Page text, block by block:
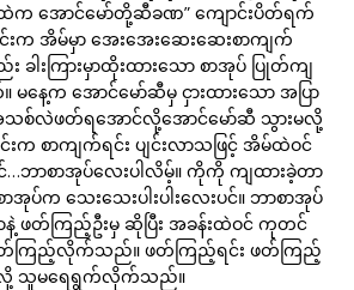
အောင်မော်တို့ဆီခဏ” ကျောင်းပိတ်ရက်
င်းက အိမ်မှာ အေးအေးဆေးဆေးစာကျက်
ခါးကြားမှာထိုးထားသော စာအုပ် ပြုတ်ကျ
ေ့က အောင်မော်ဆီမှ ငှားထားသော အပြာ
သစ်လဲဖတ်ရအောင်လို့အောင်မော်ဆီ သွားမလို့
းက စာကျက်ရင်း ပျင်းလာသဖြင့် အိမ်ထဲဝင်
ဘာစာအုပ်လေးပါလိမ့်။ ကိုကို ကျထားခဲ့တာ
ာအုပ်က သေးသေးပါးပါးလေးပင်။ ဘာစာအုပ်
ာနဲ့ ဖတ်ကြည့်ဦးမှ ဆိုပြီး အခန်းထဲဝင် ကုတင်
တ်ကြည့်လိုက်သည်။ ဖတ်ကြည့်ရင်း ဖတ်ကြည့်
လို့ သူမရေရွက်လိုက်သည်။